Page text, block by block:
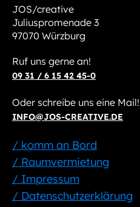
JOS/creative
Juliuspromenade 3
97070 Würzburg
Ruf uns gerne an!
09 31 / 6 15 42 45-0
Oder schreibe uns eine Mail!
INFO@JOS-CREATIVE.DE
/ komm an Bord
/ Raumvermietung
/ Impressum
/ Datenschutzerklärung